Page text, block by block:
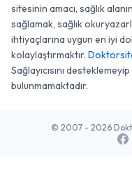
sitesinin amacı, sağlık
sağlamak, sağlık
ihtiyaçlarına uygun en iyi
kolaylaştırmaktır.
Sağlayıcısını
bulunmamaktadır.
© 2007 - 2026